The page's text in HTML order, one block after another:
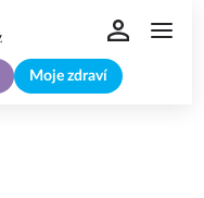
Moje zdraví